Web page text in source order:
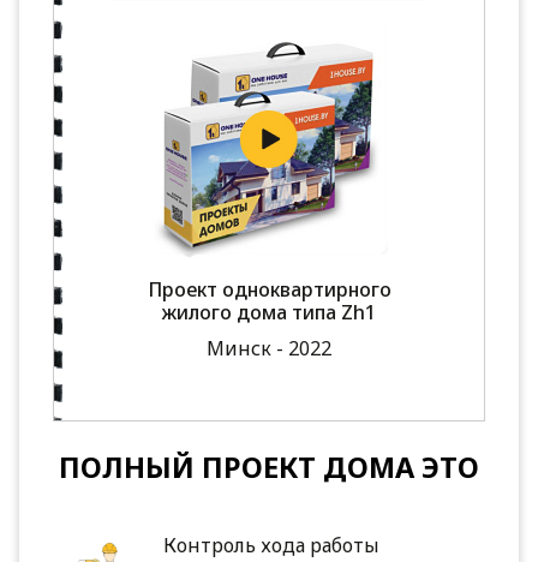
Проект одноквартирного
жилого дома типа Zh1
Минск - 2022
ПОЛНЫЙ ПРОЕКТ ДОМА ЭТО
Контроль хода работы